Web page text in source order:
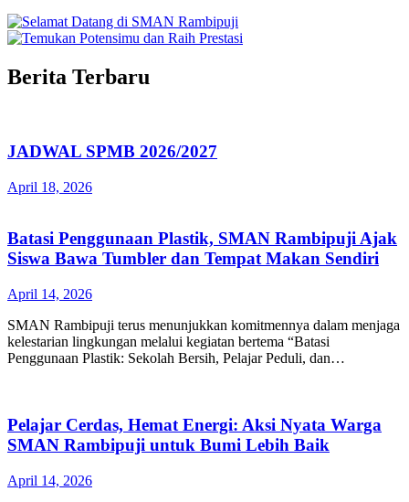
Berita Terbaru
JADWAL SPMB 2026/2027
April 18, 2026
Batasi Penggunaan Plastik, SMAN Rambipuji Ajak
Siswa Bawa Tumbler dan Tempat Makan Sendiri
April 14, 2026
SMAN Rambipuji terus menunjukkan komitmennya dalam menjaga
kelestarian lingkungan melalui kegiatan bertema “Batasi
Penggunaan Plastik: Sekolah Bersih, Pelajar Peduli, dan…
Pelajar Cerdas, Hemat Energi: Aksi Nyata Warga
SMAN Rambipuji untuk Bumi Lebih Baik
April 14, 2026